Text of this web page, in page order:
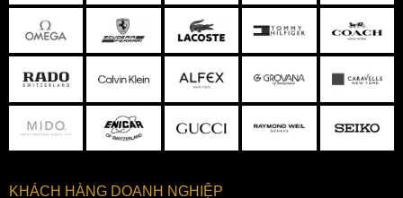
KHÁCH HÀNG DOANH NGHIỆP